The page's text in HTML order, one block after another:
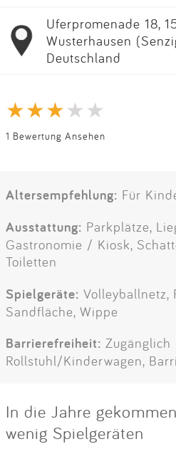
Uferpromenade 18,
Wusterhausen
Deutschland
1 Bewertung Ansehen
Altersempfehlung: Für
Ausstattung: Parkplätze,
Gastronomie / Kiosk,
Toiletten
Spielgeräte: Volleyballnetz,
Sandfläche, Wippe
Barrierefreiheit: Zugänglich
Rollstuhl/Kinderwagen,
In die Jahre
wenig Spielgeräten